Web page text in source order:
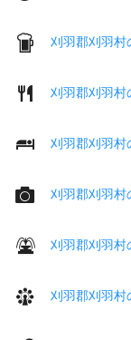
刈羽郡刈羽村
刈羽郡刈羽
刈羽郡刈羽村
刈羽郡刈羽村
刈羽郡刈羽村
刈羽郡刈羽村